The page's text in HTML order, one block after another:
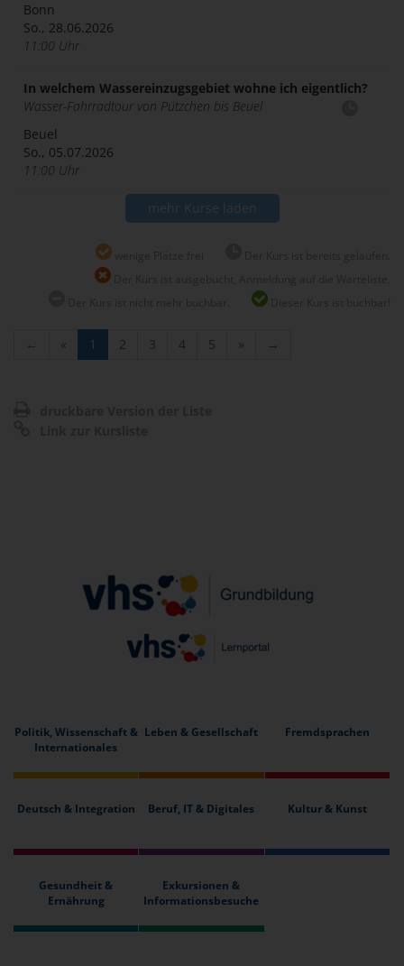
Bonn
So., 28.06.2026
11:00 Uhr
In welchem Wassereinzugsgebiet wohne ich eigentlich?
Wasser-Fahrradtour von Pützchen bis Beuel
Beuel
So., 05.07.2026
11:00 Uhr
mehr Kurse laden
← « 1 2 3 4 5 » →
Politik, Wissenschaft &
Internationales
Leben & Gesellschaft Fremdsprachen
Deutsch & Integration Beruf, IT & Digitales Kultur & Kunst
Gesundheit &
Ernährung
Exkursionen &
Informationsbesuche